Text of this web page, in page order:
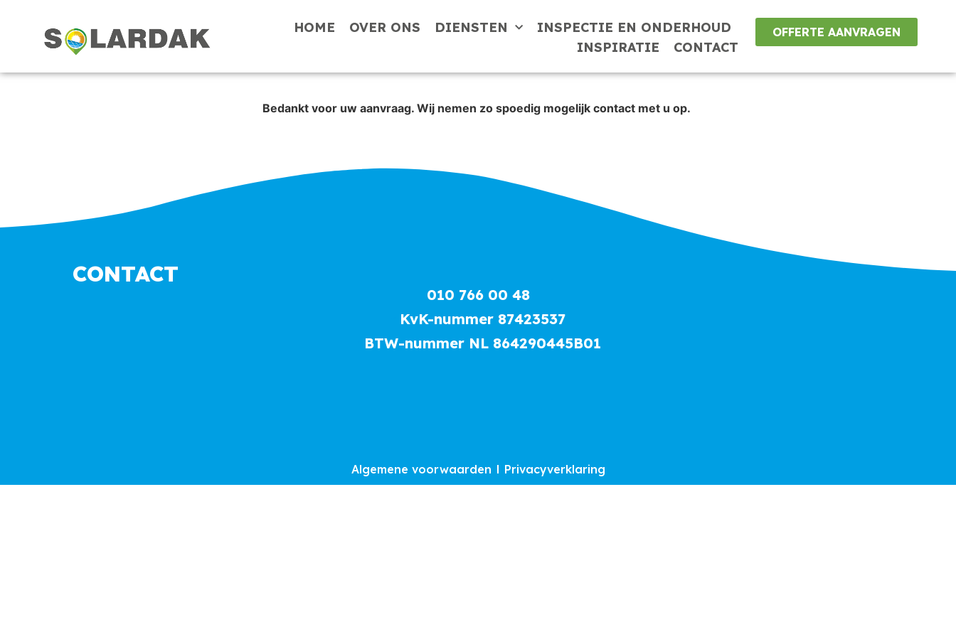
HOME OVER ONS DIENSTEN
INSPECTIE EN ONDERHOUD
INSPIRATIE
CONTACT
OFFERTE AANVRAGEN
Bedankt voor uw aanvraag. Wij nemen zo spoedig mogelijk contact met u op.
CONTACT
010 766 00 48
KvK-nummer 87423537
BTW-nummer NL 864290445B01
Algemene voorwaarden Privacyverklaring